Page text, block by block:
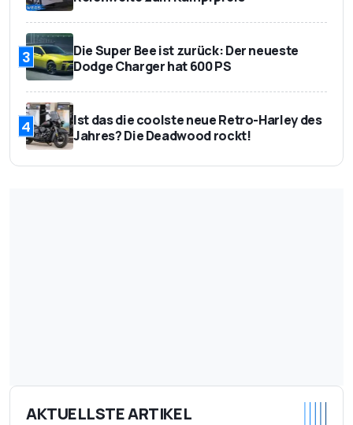
3
Die Super Bee ist zurück: Der neueste
Dodge Charger hat 600 PS
4
Ist das die coolste neue Retro-Harley des
Jahres? Die Deadwood rockt!
AKTUELLSTE ARTIKEL